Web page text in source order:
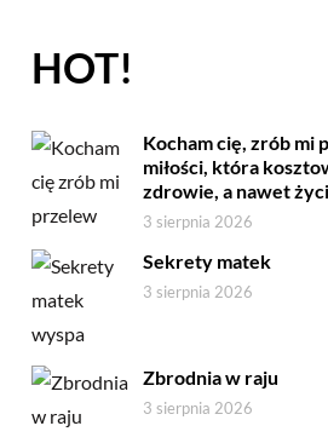
HOT!
Kocham cię, zrób mi
miłości, która
zdrowie, a nawet
3 sierpnia 2026
Sekrety matek
3 sierpnia 2026
Zbrodnia w raju
3 sierpnia 2026